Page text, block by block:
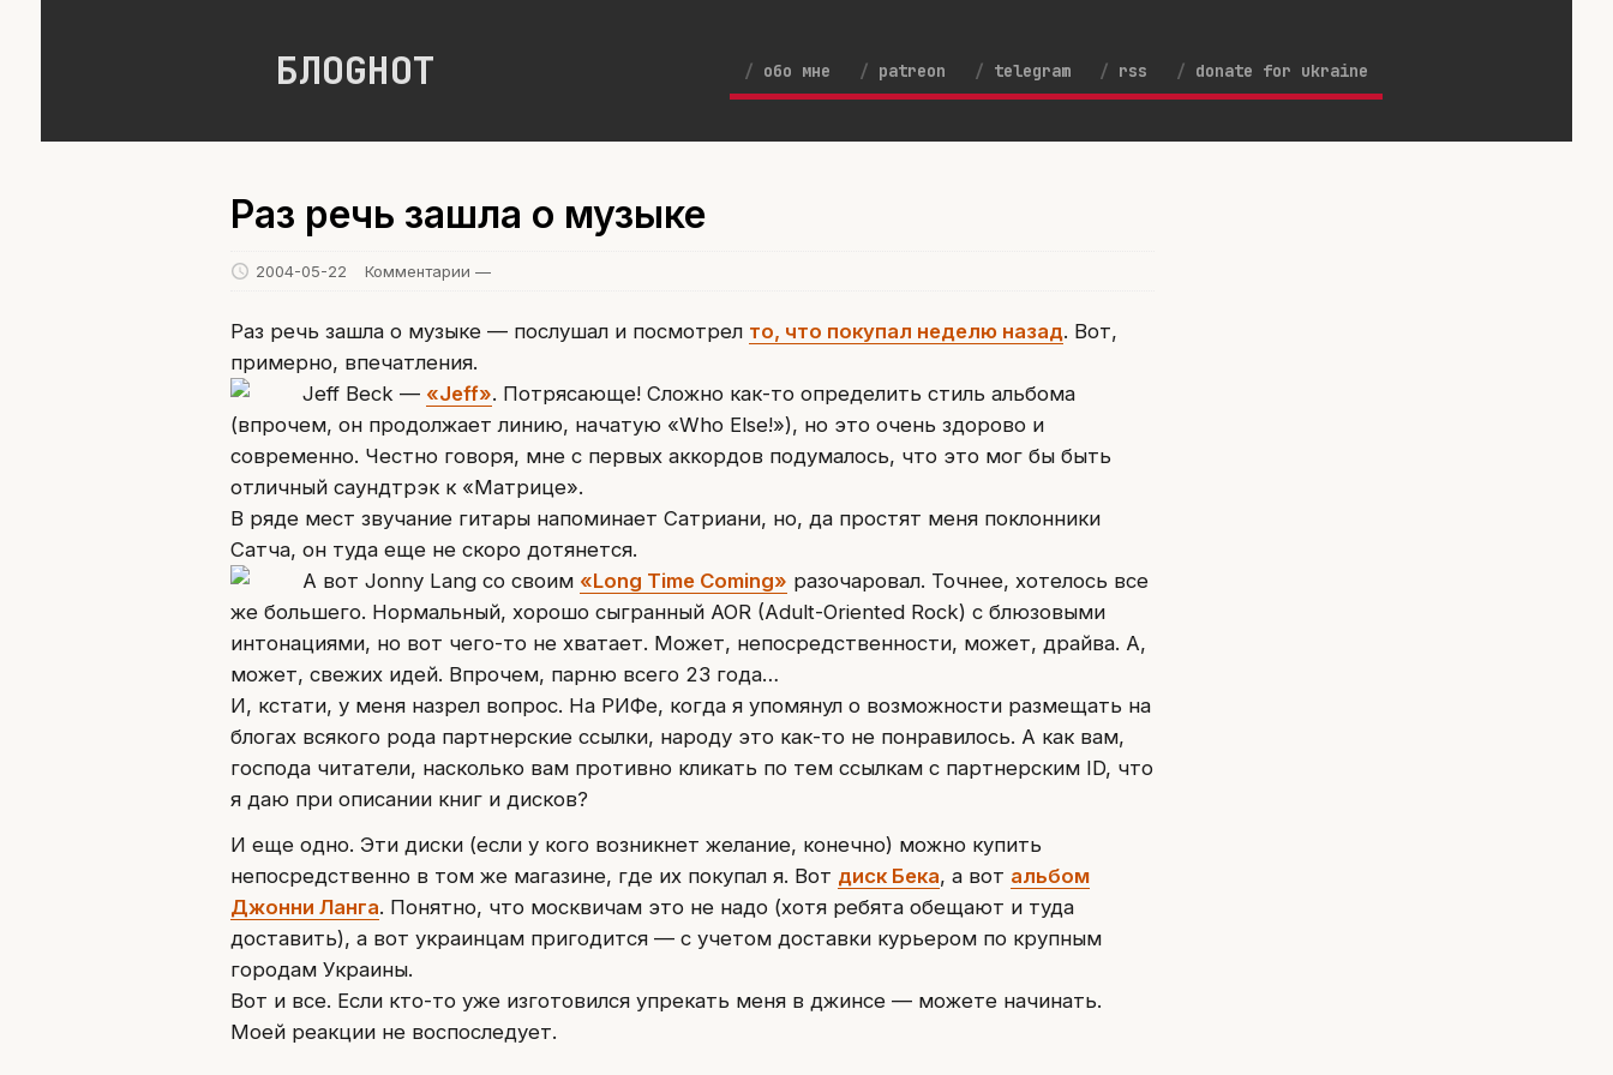
БЛОGНОТ обо мне patreon telegram rss donate for ukraine
Раз речь зашла о музыке
2004-05-22 Комментарии —
Раз речь зашла о музыке — послушал и посмотрел то, что покупал неделю назад. Вот,
примерно, впечатления.
Jeff Beck — «Jeff». Потрясающе! Сложно как-то определить стиль альбома
(впрочем, он продолжает линию, начатую «Who Else!»), но это очень здорово и
современно. Честно говоря, мне с первых аккордов подумалось, что это мог бы быть
отличный саундтрэк к «Матрице».
В ряде мест звучание гитары напоминает Сатриани, но, да простят меня поклонники
Сатча, он туда еще не скоро дотянется.
А вот Jonny Lang со своим «Long Time Coming» разочаровал. Точнее, хотелось все
же большего. Нормальный, хорошо сыгранный AOR (Adult-Oriented Rock) с блюзовыми
интонациями, но вот чего-то не хватает. Может, непосредственности, может, драйва. А,
может, свежих идей. Впрочем, парню всего 23 года…
И, кстати, у меня назрел вопрос. На РИФе, когда я упомянул о возможности размещать на
блогах всякого рода партнерские ссылки, народу это как-то не понравилось. А как вам,
господа читатели, насколько вам противно кликать по тем ссылкам с партнерским ID, что
я даю при описании книг и дисков?
И еще одно. Эти диски (если у кого возникнет желание, конечно) можно купить
непосредственно в том же магазине, где их покупал я. Вот диск Бека, а вот альбом
Джонни Ланга. Понятно, что москвичам это не надо (хотя ребята обещают и туда
доставить), а вот украинцам пригодится — с учетом доставки курьером по крупным
городам Украины.
Вот и все. Если кто-то уже изготовился упрекать меня в джинсе — можете начинать.
Моей реакции не воспоследует.